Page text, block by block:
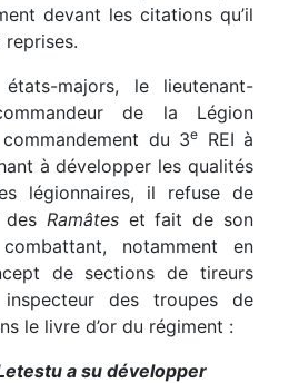
devant les citations qu’il
majors, le lieutenant-
de la Légion
du 3e
REI à
à développer les qualités
légionnaires, il refuse de
Ramâteset fait de son
notamment en
de sections de tireurs
inspecteur des troupes de
le livre d’or du régiment :
a su développer